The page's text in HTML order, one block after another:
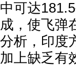
中可达
成，使飞弹
分析，印度
加上缺乏有